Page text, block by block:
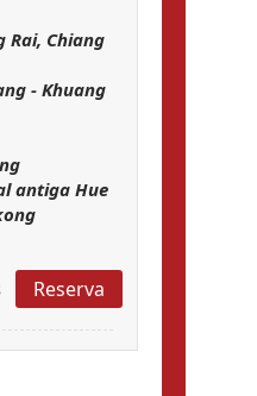
Rai, Chiang
- Khuang
antiga Hue
Reserva